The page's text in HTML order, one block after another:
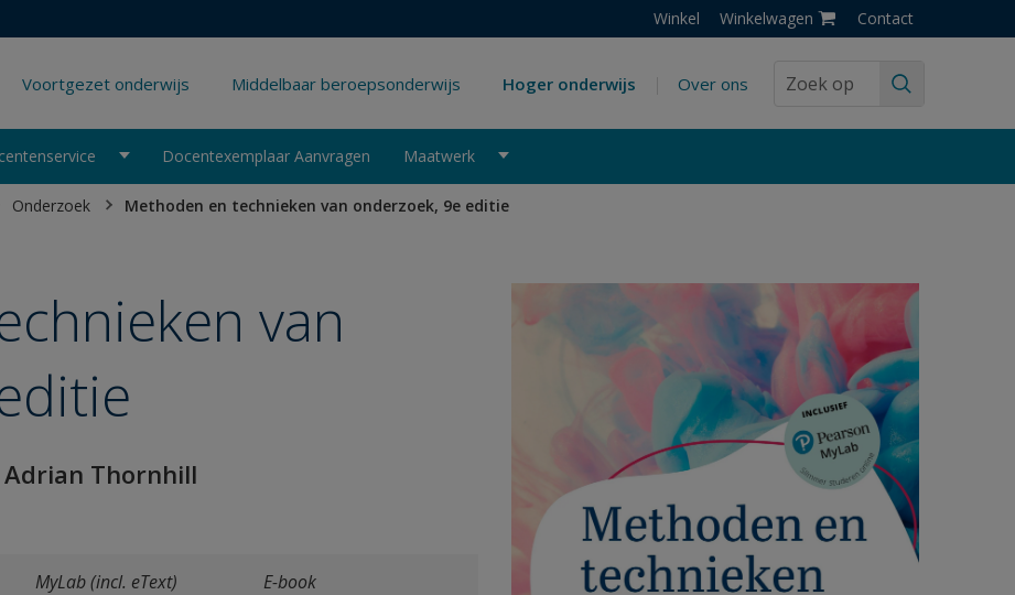
Winkel Winkelwagen Contact
Voortgezet onderwijs Middelbaar beroepsonderwijs Hoger onderwijs Over ons
Search
Docentexemplaar Aanvragen Maatwerk
Onderzoek Methoden en technieken van onderzoek, 9e editie
van
Adrian Thornhill
MyLab (incl. eText) E-book